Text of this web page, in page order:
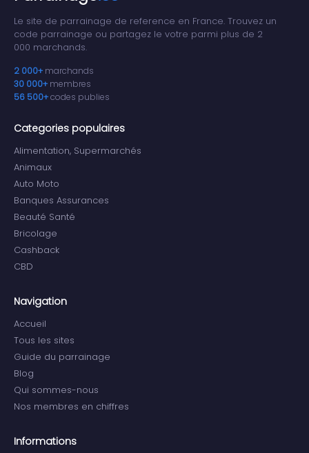
Le site de parrainage de reference en France. Trouvez un
code parrainage ou partagez le votre parmi plus de 2
000 marchands.
2 000+ marchands
30 000+ membres
56 500+codes publies
Categories populaires
Alimentation, Supermarchés
Animaux
Auto Moto
Banques Assurances
Beauté Santé
Bricolage
Cashback
CBD
Navigation
Accueil
Tous les sites
Guide du parrainage
Blog
Qui sommes-nous
Nos membres en chiffres
Informations